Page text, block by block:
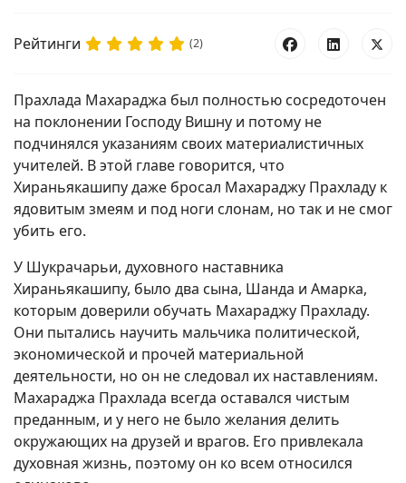
Рейтинги (2)
Прахлада Махараджа был полностью сосредоточен
на поклонении Господу Вишну и потому не
подчинялся указаниям своих материалистичных
учителей. В этой главе говорится, что
Хираньякашипу даже бросал Махараджу Прахладу к
ядовитым змеям и под ноги слонам, но так и не смог
убить его.
У Шукрачарьи, духовного наставника
Хираньякашипу, было два сына, Шанда и Амарка,
которым доверили обучать Махараджу Прахладу.
Они пытались научить мальчика политической,
экономической и прочей материальной
деятельности, но он не следовал их наставлениям.
Махараджа Прахлада всегда оставался чистым
преданным, и у него не было желания делить
окружающих на друзей и врагов. Его привлекала
духовная жизнь, поэтому он ко всем относился